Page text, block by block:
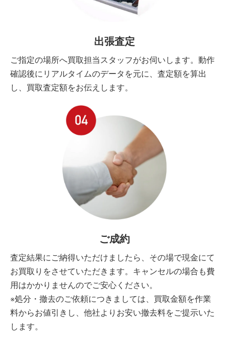
出張査定
ご指定の場所へ買取担当スタッフがお伺いします。動作
確認後にリアルタイムのデータを元に、査定額を算出
し、買取査定額をお伝えします。
ご成約
査定結果にご納得いただけましたら、その場で現金にて
お買取りをさせていただきます。キャンセルの場合も費
用はかかりませんのでご安心ください。
※処分・撤去のご依頼につきましては、買取金額を作業
料からお値引きし、他社よりお安い撤去料をご提示いた
します。